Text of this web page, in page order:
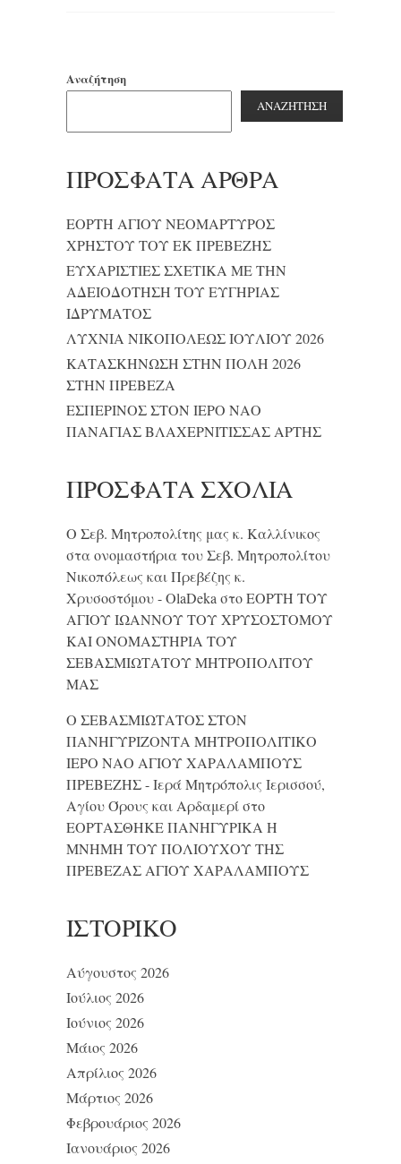
Αναζήτηση
ΑΝΑΖΉΤΗΣΗ
ΠΡΌΣΦΑΤΑ ΆΡΘΡΑ
ΕΟΡΤΗ ΑΓΙΟΥ ΝΕΟΜΑΡΤΥΡΟΣ
ΧΡΗΣΤΟΥ ΤΟΥ ΕΚ ΠΡΕΒΕΖΗΣ
ΕΥΧΑΡΙΣΤΙΕΣ ΣΧΕΤΙΚΑ ΜΕ ΤΗΝ
ΑΔΕΙΟΔΟΤΗΣΗ ΤΟΥ ΕΥΓΗΡΙΑΣ
ΙΔΡΥΜΑΤΟΣ
ΛΥΧΝΙΑ ΝΙΚΟΠΟΛΕΩΣ ΙΟΥΛΙΟΥ 2026
ΚΑΤΑΣΚΗΝΩΣΗ ΣΤΗΝ ΠΟΛΗ 2026
ΣΤΗΝ ΠΡΕΒΕΖΑ
ΕΣΠΕΡΙΝΟΣ ΣΤΟΝ ΙΕΡΟ ΝΑΟ
ΠΑΝΑΓΙΑΣ ΒΛΑΧΕΡΝΙΤΙΣΣΑΣ ΑΡΤΗΣ
ΠΡΌΣΦΑΤΑ ΣΧΌΛΙΑ
Ο Σεβ. Μητροπολίτης μας κ. Καλλίνικος
στα ονομαστήρια του Σεβ. Μητροπολίτου
Νικοπόλεως και Πρεβέζης κ.
Χρυσοστόμου - OlaDeka στοΕΟΡΤΗ ΤΟΥ
ΑΓΙΟΥ ΙΩΑΝΝΟΥ ΤΟΥ ΧΡΥΣΟΣΤΟΜΟΥ
ΚΑΙ ONΟΜΑΣΤΗΡΙΑ ΤΟΥ
ΣΕΒΑΣΜΙΩΤΑΤΟΥ ΜΗΤΡΟΠΟΛΙΤΟΥ
ΜΑΣ
Ο ΣΕΒΑΣΜΙΩΤΑΤΟΣ ΣΤΟΝ
ΠΑΝΗΓΥΡΙΖΟΝΤΑ ΜΗΤΡΟΠΟΛΙΤΙΚΟ
ΙΕΡΟ ΝΑΟ ΑΓΙΟΥ ΧΑΡΑΛΑΜΠΟΥΣ
ΠΡΕΒΕΖΗΣ - Ιερά Μητρόπολις Ιερισσού,
Αγίου Όρους και Αρδαμερίστο
ΕΟΡΤΑΣΘΗΚΕ ΠΑΝΗΓΥΡΙΚΑ Η
ΜΝΗΜΗ ΤΟΥ ΠΟΛΙΟΥΧΟΥ ΤΗΣ
ΠΡΕΒΕΖΑΣ ΑΓΙΟΥ ΧΑΡΑΛΑΜΠΟΥΣ
ΙΣΤΟΡΙΚΌ
Αύγουστος 2026
Ιούλιος 2026
Ιούνιος 2026
Μάιος 2026
Απρίλιος 2026
Μάρτιος 2026
Φεβρουάριος 2026
Ιανουάριος 2026